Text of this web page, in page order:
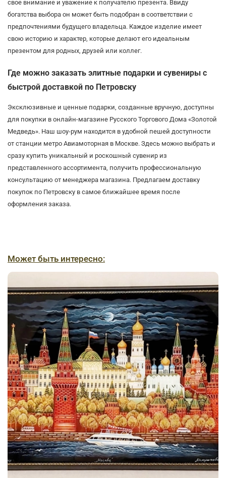
свое внимание и уважение к получателю презента. Ввиду
богатства выбора он может быть подобран в соответствии с
предпочтениями будущего владельца. Каждое изделие имеет
свою историю и характер, которые делают его идеальным
презентом для родных, друзей или коллег.
Где можно заказать элитные подарки и сувениры с
быстрой доставкой по Петровску
Эксклюзивные и ценные подарки, созданные вручную, доступны
для покупки в онлайн-магазине Русского Торгового Дома «Золотой
Медведь». Наш шоу-рум находится в удобной пешей доступности
от станции метро Авиамоторная в Москве. Здесь можно выбрать и
сразу купить уникальный и роскошный сувенир из
представленного ассортимента, получить профессиональную
консультацию от менеджера магазина. Предлагаем доставку
покупок по Петровску в самое ближайшее время после
оформления заказа.
Может быть интересно: